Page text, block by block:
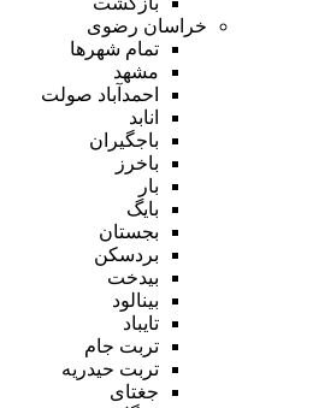
خراسان رضوی
تمام شهر‌ها
مشهد
احمدآباد صولت
انابد
باجگیران
باخرز
بار
بایگ
بجستان
بردسکن
بیدخت
بینالود
تایباد
تربت جام
تربت حیدریه
جغتای